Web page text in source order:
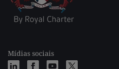
Mídias sociais